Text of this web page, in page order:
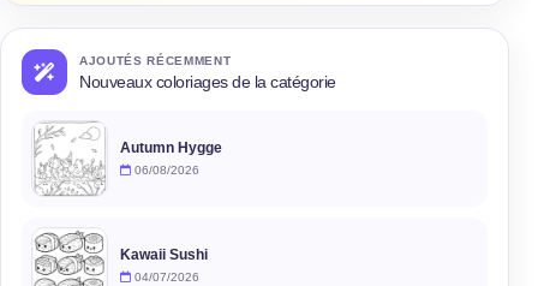
AJOUTÉS RÉCEMMENT
Nouveaux coloriages de la catégorie
Autumn Hygge
06/08/2026
Kawaii Sushi
04/07/2026